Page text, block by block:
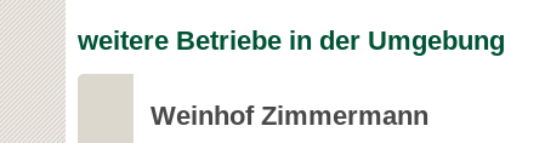
weitere Betriebe in der Umgebung
Weinhof Zimmermann